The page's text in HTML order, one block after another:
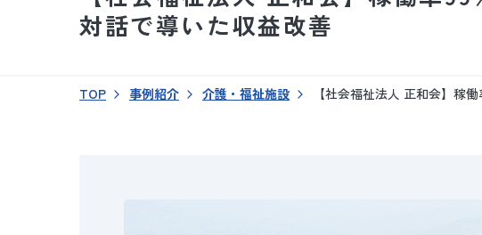
対話で導いた収益改善
TOP 事例紹介 介護・福祉施設 【社会福祉法人 正和会】稼